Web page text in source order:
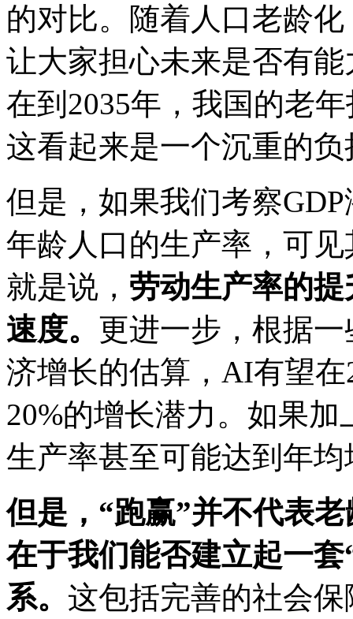
的对比。随着人口老龄
让大家担心未来是否有
在到2035年，我国的老
这看起来是一个沉重的负
但是，如果我们考察
年龄人口的生产率，可
就是说， 劳动生产率的
速度。 更进一步，根据
济增长的估算，AI有望
20%的增长潜力。如果
生产率甚至可能达到年
但是，“跑赢”并不代表
在于我们能否建立起一
系。 这包括完善的社会